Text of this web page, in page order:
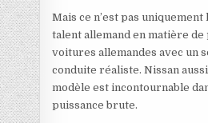
Mais ce n’est pas
talent allemand en matière
voitures allemandes avec un
conduite réaliste. Nissan
modèle est incontournable
puissance brute.